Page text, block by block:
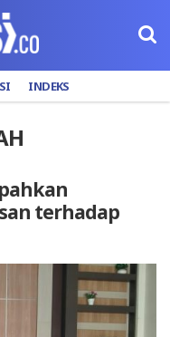
INDEKS
terhadap